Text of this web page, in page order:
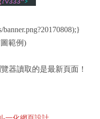
範例)
器讀取的是最新頁面！